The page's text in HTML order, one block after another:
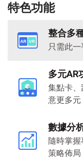
特色功能
整合多
只需此
多元AR
集點卡、
意更多元
數據分
隨時掌
策略佈局